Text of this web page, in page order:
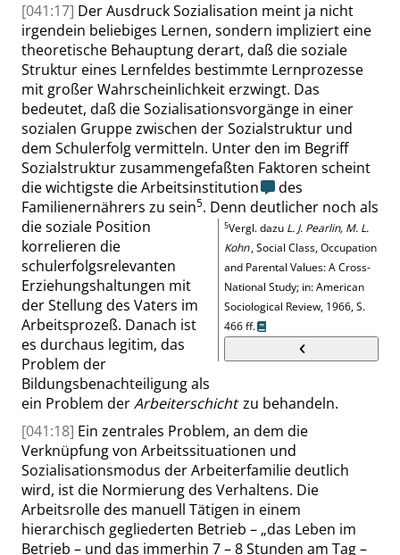
[041:17] Der Ausdruck Sozialisation meint ja nicht
irgendein beliebiges Lernen, sondern impliziert eine
theoretische Behauptung derart, daß die soziale
Struktur eines Lernfeldes bestimmte Lernprozesse
mit großer Wahrscheinlichkeit erzwingt. Das
bedeutet, daß die Sozialisationsvorgänge in einer
sozialen Gruppe zwischen der Sozialstruktur und
dem Schulerfolg vermitteln. Unter den im Begriff
Sozialstruktur zusammengefaßten Faktoren scheint
die wichtigste die Arbeitsinstitution
des
Familienernährers zu sein5
5Vergl. dazu L. J. Pearlin, M. L.
Kohn,Social Class, Occupation
and Parental Values: A Cross-
National Study; in: American
Sociological Review, 1966,S.
466 ff.
. Denn deutlicher noch als
die soziale Position
korrelieren die
schulerfolgsrelevanten
Erziehungshaltungen mit
der Stellung des Vaters im
Arbeitsprozeß. Danach ist
es durchaus legitim, das
Problem der
Bildungsbenachteiligung als
ein Problem derArbeiterschichtzu behandeln.
[041:18] Ein zentrales Problem, an dem die
Verknüpfung von Arbeitssituationen und
Sozialisationsmodus der Arbeiterfamilie deutlich
wird, ist die Normierung des Verhaltens. Die
Arbeitsrolle des manuell Tätigen in einem
hierarchisch gegliederten Betrieb – „das Leben im
Betrieb – und das immerhin 7 – 8 Stunden am Tag –